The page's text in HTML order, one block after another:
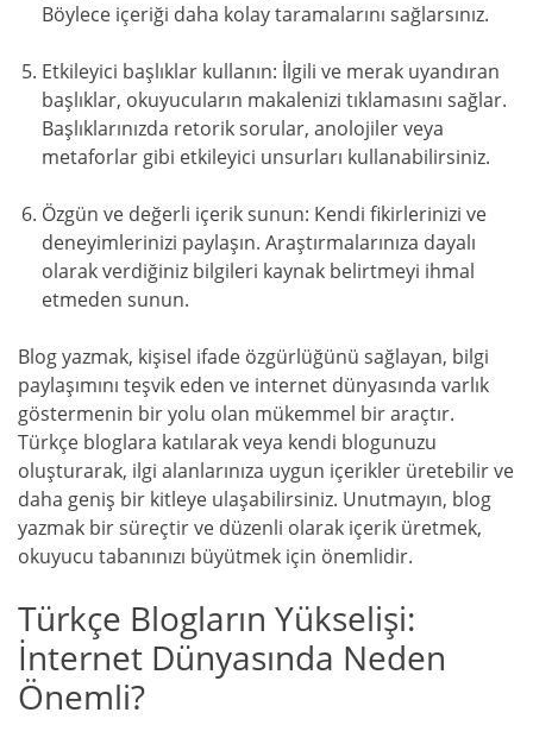
Böylece içeriği daha kolay taramalarını sağlarsınız.
Etkileyici başlıklar kullanın: İlgili ve merak uyandıran
başlıklar, okuyucuların makalenizi tıklamasını sağlar.
Başlıklarınızda retorik sorular, anolojiler veya
metaforlar gibi etkileyici unsurları kullanabilirsiniz.
Özgün ve değerli içerik sunun: Kendi fikirlerinizi ve
deneyimlerinizi paylaşın. Araştırmalarınıza dayalı
olarak verdiğiniz bilgileri kaynak belirtmeyi ihmal
etmeden sunun.
Blog yazmak, kişisel ifade özgürlüğünü sağlayan, bilgi
paylaşımını teşvik eden ve internet dünyasında varlık
göstermenin bir yolu olan mükemmel bir araçtır.
Türkçe bloglara katılarak veya kendi blogunuzu
oluşturarak, ilgi alanlarınıza uygun içerikler üretebilir ve
daha geniş bir kitleye ulaşabilirsiniz. Unutmayın, blog
yazmak bir süreçtir ve düzenli olarak içerik üretmek,
okuyucu tabanınızı büyütmek için önemlidir.
Türkçe Blogların Yükselişi:
İnternet Dünyasında Neden
Önemli?